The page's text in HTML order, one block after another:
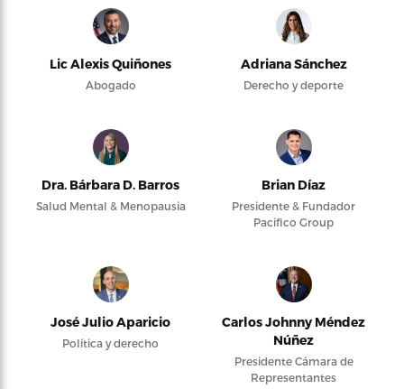
Lic Alexis Quiñones
Abogado
Adriana Sánchez
Derecho y deporte
Dra. Bárbara D. Barros
Salud Mental & Menopausia
Brian Díaz
Presidente & Fundador
Pacifico Group
José Julio Aparicio
Política y derecho
Carlos Johnny Méndez
Núñez
Presidente Cámara de
Representantes